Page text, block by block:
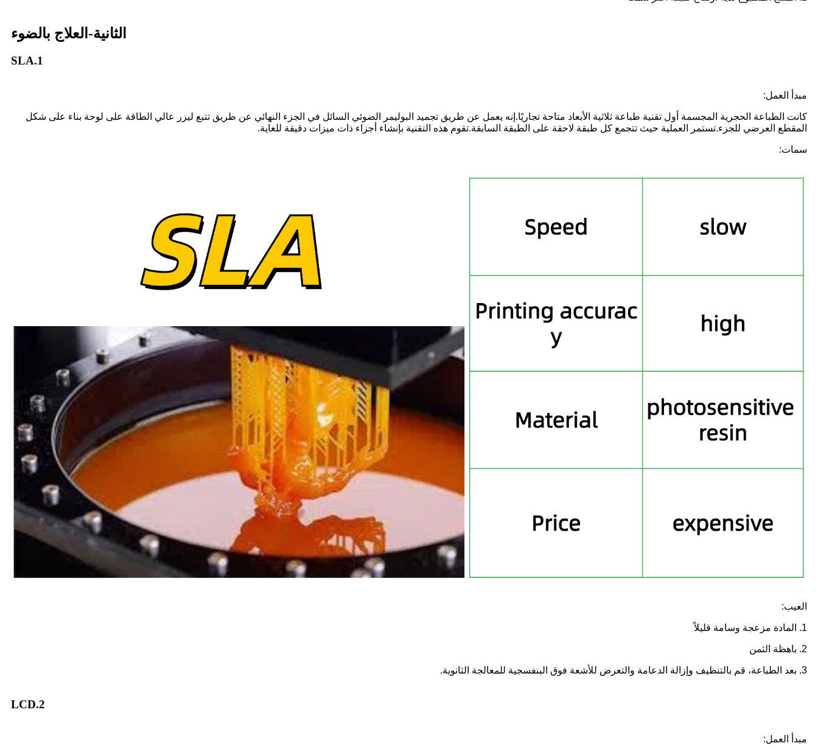
الثانية-العلاج بالضوء
1.SLA
مبدأ العمل:
كانت الطباعة الحجرية المجسمة أول تقنية طباعة ثلاثية الأبعاد متاحة تجاريًا.إنه يعمل عن طريق تجميد البوليمر الضوئي السائل في الجزء النهائي عن طريق تتبع ليزر عالي الطاقة على لوحة بناء على شكل
المقطع العرضي للجزء.تستمر العملية حيث تتجمع كل طبقة لاحقة على الطبقة السابقة.تقوم هذه التقنية بإنشاء أجزاء ذات ميزات دقيقة للغاية.
سمات:
العيب:
1. المادة مزعجة وسامة قليلاً
2. باهظة الثمن
3. بعد الطباعة، قم بالتنظيف وإزالة الدعامة والتعرض للأشعة فوق البنفسجية للمعالجة الثانوية.
2.LCD
مبدأ العمل: